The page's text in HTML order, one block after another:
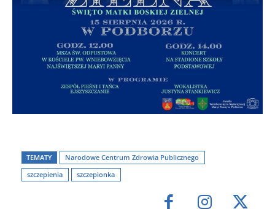
TEMATY
Narodowe Centrum Zdrowia Publicznego
szczepienia
szczepionka